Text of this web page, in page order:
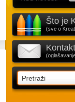
Što je
(sve o